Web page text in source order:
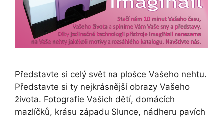
Představte si celý svět na plošce Vašeho nehtu.
Představte si ty nejkrásnější obrazy Vašeho
života. Fotografie Vašich dětí, domácích
mazlíčků, krásu západu Slunce, nádheru pavích